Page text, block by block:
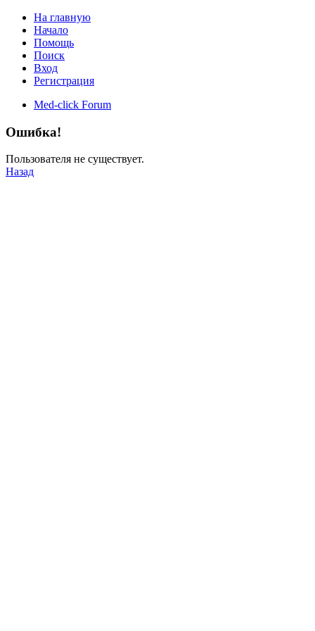
На главную
Начало
Помощь
Поиск
Вход
Регистрация
Med-click Forum
Ошибка!
Пользователя не существует.
Назад